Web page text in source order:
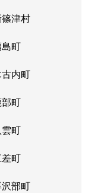
津村
町
内町
町
町
町
部町